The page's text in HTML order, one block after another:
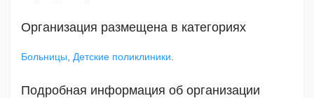
Организация размещена в категориях
Больницы Детские поликлиники
Подробная информация об организации